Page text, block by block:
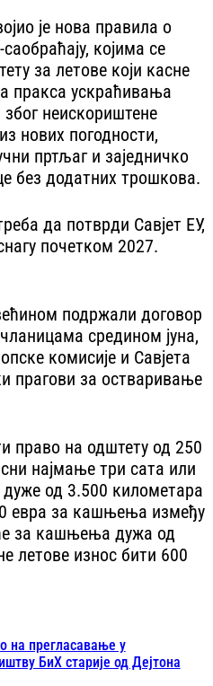
је нова правила о
којима се
за летове који касне
пракса ускраћивања
неискориштене
нових погодности,
пртљаг и заједничко
без додатних трошкова.
да потврди Савјет ЕУ,
почетком 2027.
подржали договор
средином јуна,
комисије и Савјета
прагови за остваривање
право на одштету од 250
најмање три сата или
од 3.500 километара
евра за кашњења између
за кашњења дужа од
летове износ бити 600
на прегласавање у
БиХ старије од Дејтона